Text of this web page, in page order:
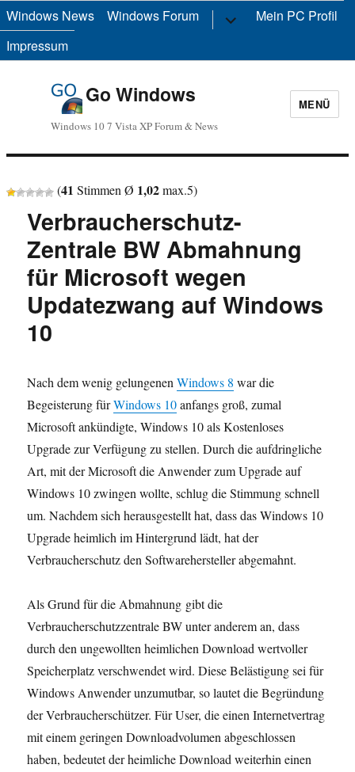
Windows News Windows Forum Untermenü
anzeigen
Mein PC Profil
Impressum
Go Windows
Windows 10 7 Vista XP Forum & News
MENÜ
(41 Stimmen Ø 1,02max.5)
Verbraucherschutz-
Zentrale BW Abmahnung
für Microsoft wegen
Updatezwang auf Windows
10
Nach dem wenig gelungenenWindows 8 war die
Begeisterung fürWindows 10anfangs groß, zumal
Microsoft ankündigte, Windows 10 als Kostenloses
Upgrade zur Verfügung zu stellen. Durch die aufdringliche
Art, mit der Microsoft die Anwender zum Upgrade auf
Windows 10 zwingen wollte, schlug die Stimmung schnell
um. Nachdem sich herausgestellt hat, dass das Windows 10
Upgrade heimlich im Hintergrund lädt, hat der
Verbraucherschutz den Softwarehersteller abgemahnt.
Als Grund für die Abmahnung gibt die
Verbraucherschutzzentrale BW unter anderem an, dass
durch den ungewollten heimlichen Download wertvoller
Speicherplatz verschwendet wird. Diese Belästigung sei für
Windows Anwender unzumutbar, so lautet die Begründung
der Verbraucherschützer. Für User, die einen Internetvertrag
mit einem geringen Downloadvolumen abgeschlossen
haben, bedeutet der heimliche Download weiterhin einen